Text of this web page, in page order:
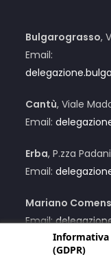
Bulgarograsso,
Email:
Cantù, Viale
Email:
Erba, P.zza
Email:
Mariano
Email:
Menaggio, Via
Informativa
(GDPR)